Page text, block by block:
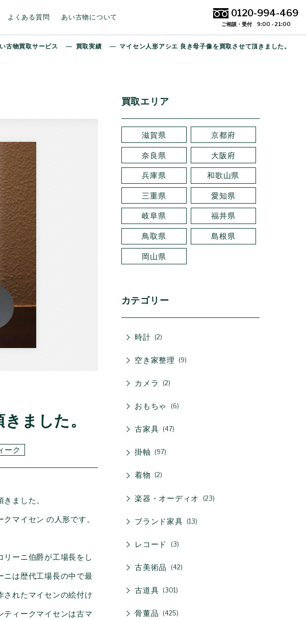
よくある質問 あい古物について 0120-994-469
ご相談・受付 9:00 - 21:00
古物買取サービス 買取実績 マイセン人形アシエ 良き母子像を買取させて頂きました。
ました。
ーク
ました。
マイセン の人形です。
ーニ伯爵が工場長をし
ニは歴代工場長の中で最
れたマイセンの絵付け
ィークマイセンは古マ
買取エリア
滋賀県 京都府
奈良県 大阪府
兵庫県 和歌山県
三重県 愛知県
岐阜県 福井県
鳥取県 島根県
岡山県
カテゴリー
時計 2
空き家整理 9
カメラ 2
おもちゃ 6
古家具 47
掛軸 97
着物 2
楽器・オーディオ 23
ブランド家具 13
レコード 3
古美術品 42
古道具 301
骨董品 425